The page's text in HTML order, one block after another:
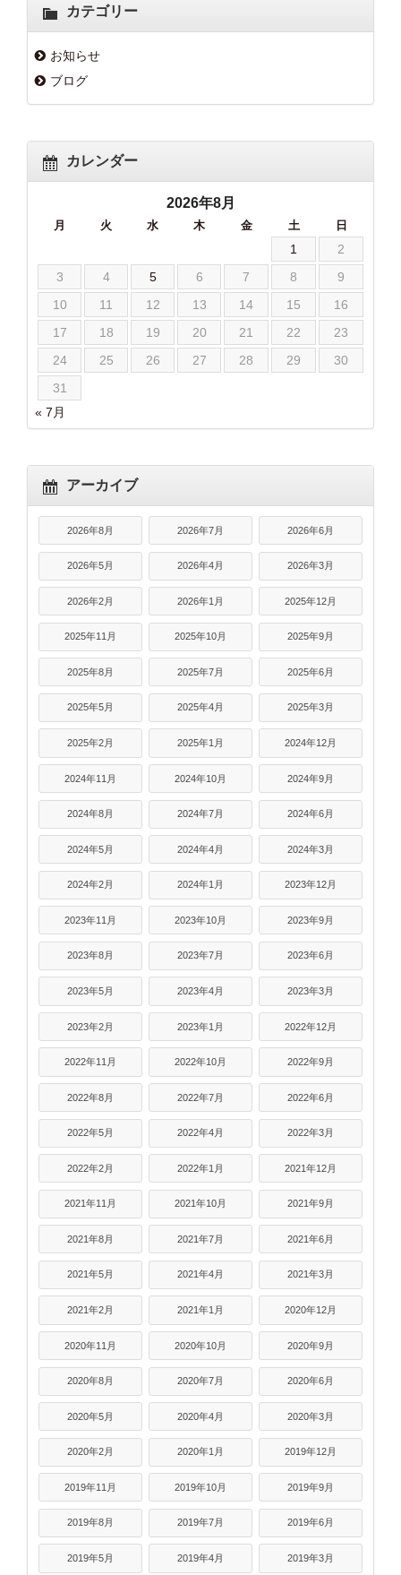
カテゴリー
お知らせ
ブログ
カレンダー
2026年8月
月 火 水 木 金 土 日
1
2
3
4 5 6 7 8
9
10
11 12 13 14 15
16
17
18 19 20 21 22
23
24
25 26 27 28 29
30
31
« 7月
アーカイブ
2026年8月 2026年7月 2026年6月
2026年5月 2026年4月 2026年3月
2026年2月 2026年1月 2025年12月
2025年11月 2025年10月 2025年9月
2025年8月 2025年7月 2025年6月
2025年5月 2025年4月 2025年3月
2025年2月 2025年1月 2024年12月
2024年11月 2024年10月 2024年9月
2024年8月 2024年7月 2024年6月
2024年5月 2024年4月 2024年3月
2024年2月 2024年1月 2023年12月
2023年11月 2023年10月 2023年9月
2023年8月 2023年7月 2023年6月
2023年5月 2023年4月 2023年3月
2023年2月 2023年1月 2022年12月
2022年11月 2022年10月 2022年9月
2022年8月 2022年7月 2022年6月
2022年5月 2022年4月 2022年3月
2022年2月 2022年1月 2021年12月
2021年11月 2021年10月 2021年9月
2021年8月 2021年7月 2021年6月
2021年5月 2021年4月 2021年3月
2021年2月 2021年1月 2020年12月
2020年11月 2020年10月 2020年9月
2020年8月 2020年7月 2020年6月
2020年5月 2020年4月 2020年3月
2020年2月 2020年1月 2019年12月
2019年11月 2019年10月 2019年9月
2019年8月 2019年7月 2019年6月
2019年5月 2019年4月 2019年3月